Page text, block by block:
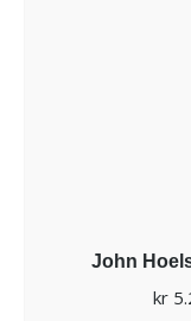
John
kr